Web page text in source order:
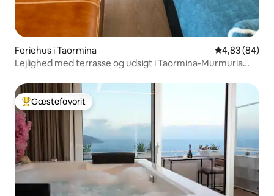
Feriehus i Taormina 4,83 ud af 5 i
4,83 (84)
Lejlighed med terrasse og udsigt i Taormina-Murmuria
Bedste gæstefavorit
Gæstefavorit